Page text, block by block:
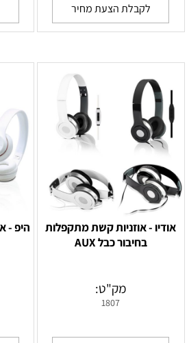
לקבלת הצעת מחיר
אודיו - אוזניות קשת מתקפלות
בחיבור כבל AUX
מק"ט:
1807